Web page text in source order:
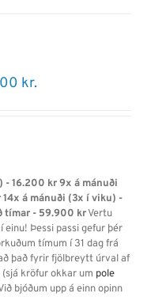
kr.
- 16.200 kr9x á mánuði
á mánuði (3x í viku) -
tímar - 59.900 krVertu
einu! Þessi passi gefur þér
tímum í 31 dag frá
það fyrir fjölbreytt úrval af
kröfur okkar um pole
bjóðum upp á einn opinn